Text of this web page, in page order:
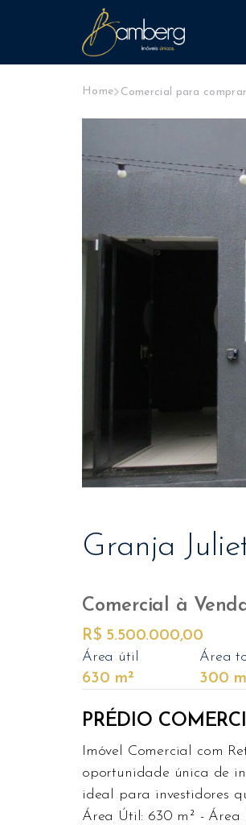
Home Comercial para comprar
Granja
Comercial à
R$ 5.500.000,00
Área útil
630 m²
Área
300
PRÉDIO
Imóvel Comercial com
oportunidade única de
ideal para investidores
Área Útil: 630 m² - Área